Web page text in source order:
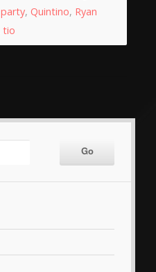
party, Quintino, Ryan
tio